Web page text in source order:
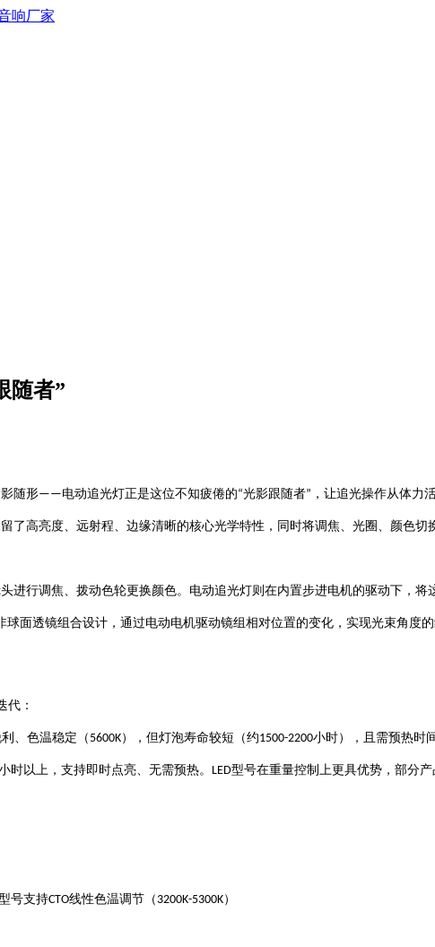
随者”
随形——电动追光灯正是这位不知疲倦的“光影跟随者” ，让追光操作从体力
了高亮度、远射程、边缘清晰的核心光学特性，同时将调焦、光圈、颜色切
进行调焦、拨动色轮更换颜色。电动追光灯则在内置步进电机的驱动下，将
球面透镜组合设计，通过电动电机驱动镜组相对位置的变化，实现光束角度
代：
、色温稳定（ 5600K），但灯泡寿命较短（约1500-2200小时），且需预热时
时以上，支持即时点亮、无需预热。 LED型号在重量控制上更具优势，部分
号支持CTO线性色温调节（ 3200K-5300K）